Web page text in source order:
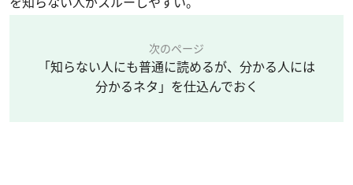
次のページ
「知らない人にも普通に読めるが、分かる人には
分かるネタ」を仕込んでおく